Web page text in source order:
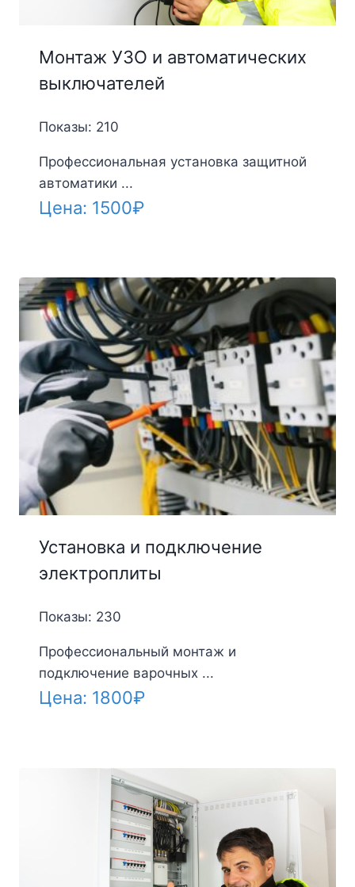
Монтаж УЗО и автоматических
выключателей
Показы: 210
Профессиональная установка защитной
автоматики ...
Цена: 1500₽
Установка и подключение
электроплиты
Показы: 230
Профессиональный монтаж и
подключение варочных ...
Цена: 1800₽